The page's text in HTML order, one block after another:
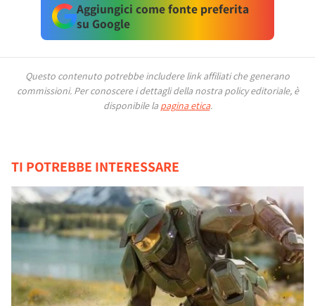
Aggiungici come fonte preferita
su Google
Questo contenuto potrebbe includere link affiliati che generano
commissioni. Per conoscere i dettagli della nostra policy editoriale, è
disponibile la pagina etica.
TI POTREBBE INTERESSARE